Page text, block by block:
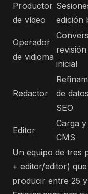
Productor
de vídeo
edición
Operador
de vidioma
inicial
Redactor
de
SEO
Editor
Carga
CMS
Un equipo de tres
+ editor/editor)
producir entre 25